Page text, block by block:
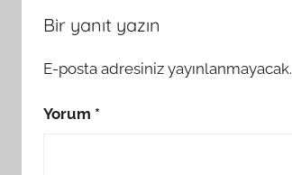
Bir yanıt yazın
E-posta adresiniz yayınlanmayacak.
Yorum *